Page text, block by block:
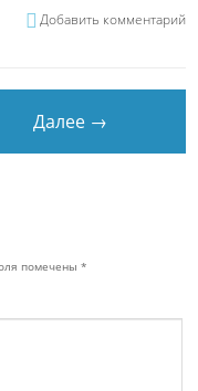
Добавить комментарий
Далее →
помечены*